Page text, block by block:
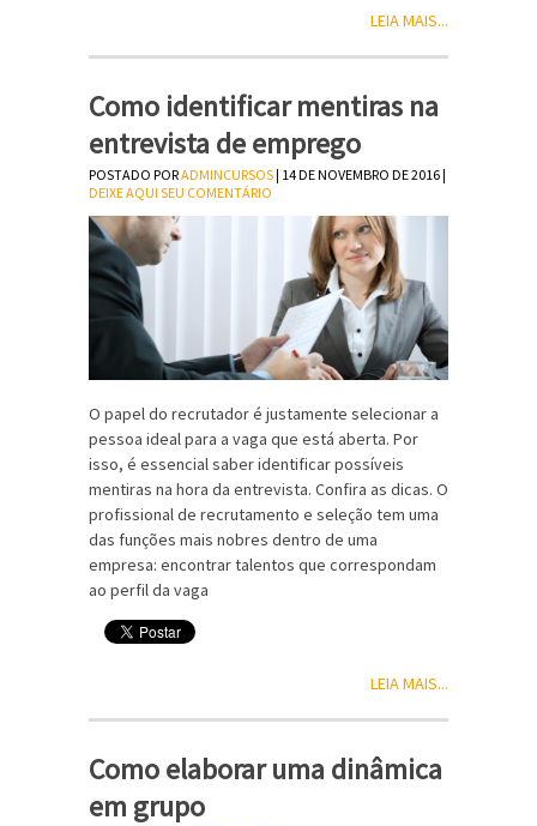
LEIA MAIS...
Como identificar mentiras na
entrevista de emprego
POSTADO PORADMINCURSOS| 14 DE NOVEMBRO DE 2016 |
DEIXE AQUI SEU COMENTÁRIO
O papel do recrutador é justamente selecionar a
pessoa ideal para a vaga que está aberta. Por
isso, é essencial saber identificar possíveis
mentiras na hora da entrevista. Confira as dicas. O
profissional de recrutamento e seleção tem uma
das funções mais nobres dentro de uma
empresa: encontrar talentos que correspondam
ao perfil da vaga
LEIA MAIS...
Como elaborar uma dinâmica
em grupo